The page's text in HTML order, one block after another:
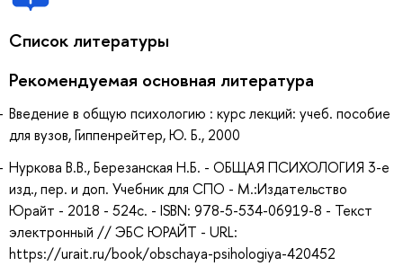
Список литературы
Рекомендуемая основная литература
Введение в общую психологию : курс лекций: учеб. пособие
для вузов, Гиппенрейтер, Ю. Б., 2000
Нуркова В.В., Березанская Н.Б. - ОБЩАЯ ПСИХОЛОГИЯ 3-е
изд., пер. и доп. Учебник для СПО - М.:Издательство
Юрайт - 2018 - 524с. - ISBN: 978-5-534-06919-8 - Текст
электронный // ЭБС ЮРАЙТ - URL:
https://urait.ru/book/obschaya-psihologiya-420452